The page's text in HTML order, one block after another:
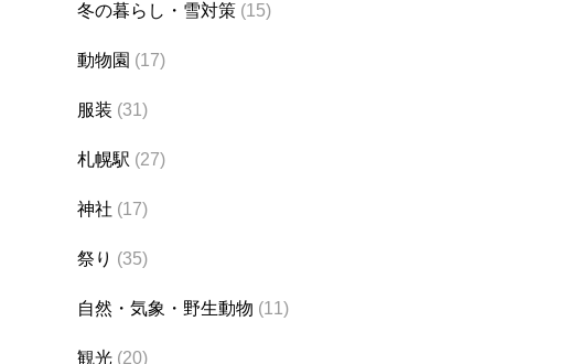
冬の暮らし・雪対策 (15)
動物園 (17)
服装 (31)
札幌駅 (27)
神社 (17)
祭り (35)
自然・気象・野生動物 (11)
観光 (20)